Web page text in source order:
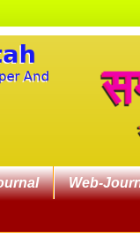
Web-